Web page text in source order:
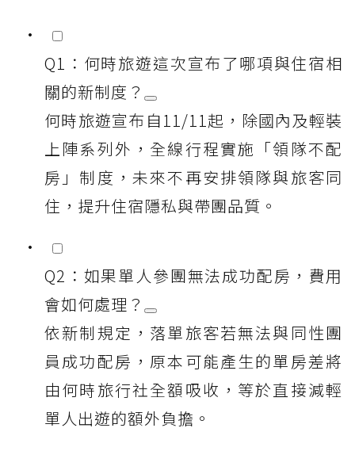
Q1：何時旅遊這次宣布了哪項與住宿相
關的新制度？
何時旅遊宣布自11/11起，除國內及輕裝
上陣系列外，全線行程實施「領隊不配
房」制度，未來不再安排領隊與旅客同
住，提升住宿隱私與帶團品質。
Q2：如果單人參團無法成功配房，費用
會如何處理？
依新制規定，落單旅客若無法與同性團
員成功配房，原本可能產生的單房差將
由何時旅行社全額吸收，等於直接減輕
單人出遊的額外負擔。